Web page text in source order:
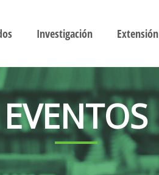
Investigación Extensión
EVENTOS